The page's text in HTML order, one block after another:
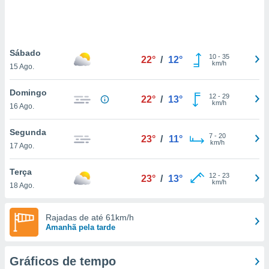
nós e
únicos
para
e
sitio
IP e
possam
com
Sábado
15 Ago.
22° / 12° 10- 35
km/h
Domingo
16 Ago.
22° / 13° 12- 29
km/h
Segunda
17 Ago.
23° / 11° 7- 20
km/h
Terça
18 Ago.
23° / 13° 12- 23
km/h
Rajadas de até 61km/h
Amanhã pela tarde
Gráficos de tempo